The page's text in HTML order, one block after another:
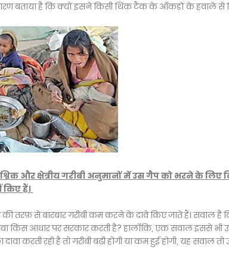
बताया है कि क्यों इसने किसी थिंक टैंक के आँकड़ों के हवाले से
और क्षेत्रीय गरीबी अनुमानों में उस गैप को भरने के लिए
हैं।
तरफ़ से बारबार ग़रीबी कम करने के दावे किए जाते हैं। सवाल है
किस आधार पर सरकार करती है? हालाँकि, एक सवाल इससे भी
करती रही है तो ग़रीबी बढ़ी होगी या कम हुई होगी, यह सवाल तो